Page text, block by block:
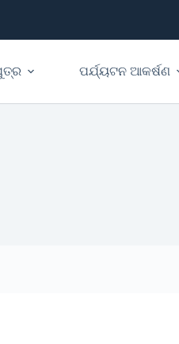
ପର୍ଯ୍ୟଟନ ଆକର୍ଷଣ